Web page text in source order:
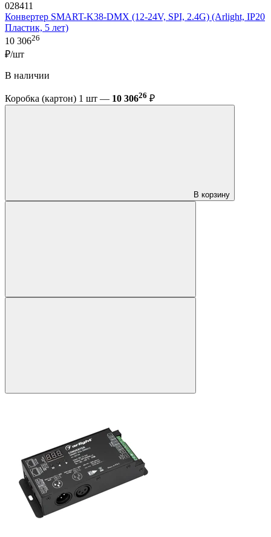
028411
Конвертер SMART-K38-DMX (12-24V, SPI, 2.4G) (Arlight, IP20
Пластик, 5 лет)
10 30626
₽/шт
В наличии
Коробка (картон) 1 шт — 10 30626 ₽
В корзину